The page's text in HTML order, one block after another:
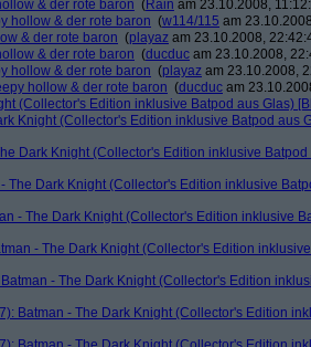
& der rote baron (Rain am 23.10.2008,
hollow & der rote baron (w114/115 am
& der rote baron (playaz am 23.10.2008,
& der rote baron (ducduc am 23.10.2008,
hollow & der rote baron (playaz am 23.10.2008,
hollow & der rote baron (ducduc am
(Collector's Edition inklusive Batpod aus Glas)
Knight (Collector's Edition inklusive Batpod aus
Dark Knight (Collector's Edition inklusive
The Dark Knight (Collector's Edition inklusive
- The Dark Knight (Collector's Edition inklusive
- The Dark Knight (Collector's Edition
Batman - The Dark Knight (Collector's Edition
Batman - The Dark Knight (Collector's Edition